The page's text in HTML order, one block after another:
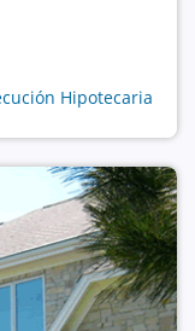
Hipotecaria